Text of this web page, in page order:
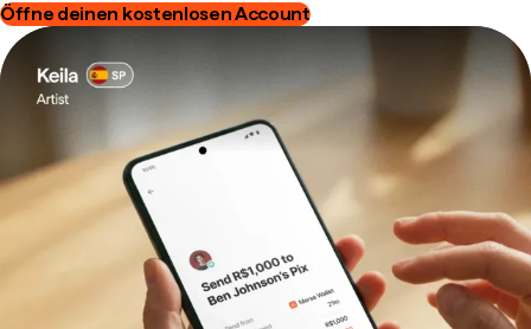
Öffne deinen kostenlosen Account